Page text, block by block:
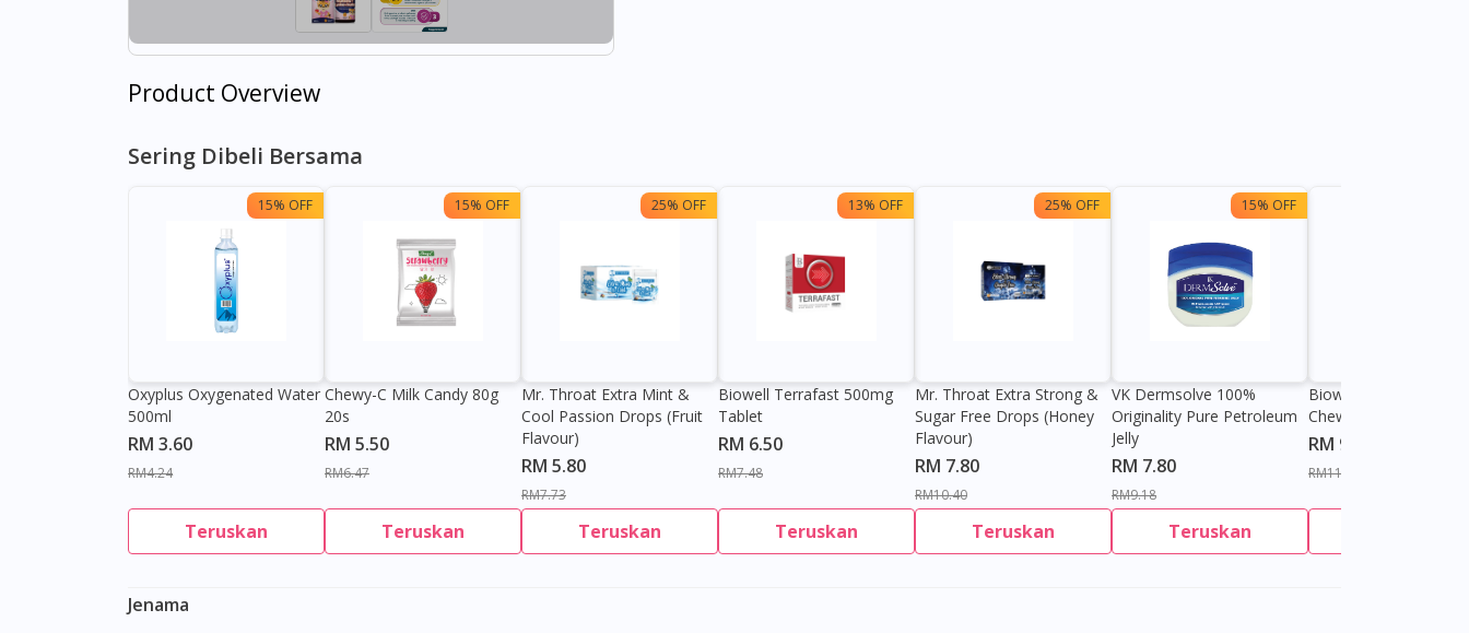
Product Overview
Sering Dibeli Bersama
15% OFF
Oxyplus Oxygenated Water
500ml
RM 3.60
RM4.24
Teruskan
15% OFF
Chewy-C Milk Candy 80g
20s
RM 5.50
RM6.47
Teruskan
25% OFF
Mr. Throat Extra Mint &
Cool Passion Drops (Fruit
Flavour)
RM 5.80
RM7.73
Teruskan
13% OFF
Biowell Terrafast 500mg
Tablet
RM 6.50
RM7.48
Teruskan
25% OFF
Mr. Throat Extra Strong &
Sugar Free Drops (Honey
Flavour)
RM 7.80
RM10.40
Teruskan
15% OFF
VK Dermsolve 100%
Originality Pure Petroleum
Jelly
RM 7.80
RM9.18
Teruskan
Biowell Zeero 200mg
Chewable Tablet
RM 9.80
RM11.27
Jenama